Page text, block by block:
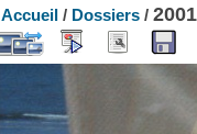
Accueil / Dossiers /